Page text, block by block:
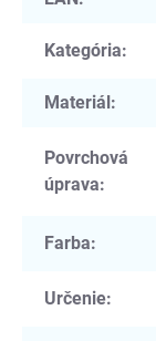
Kategória:
Materiál:
Povrchová
úprava:
Farba:
Určenie: